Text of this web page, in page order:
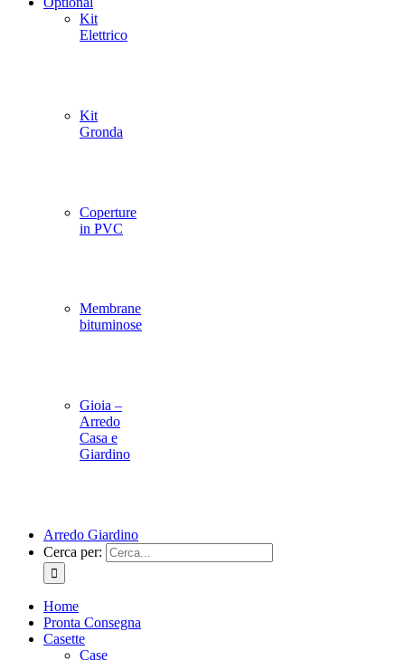
Kit
Elettrico
Kit
Gronda
Coperture
in PVC
Membrane
bituminose
Gioia –
Arredo
Casa e
Giardino
Arredo Giardino
Cerca per:
Home
Pronta Consegna
Casette
Case